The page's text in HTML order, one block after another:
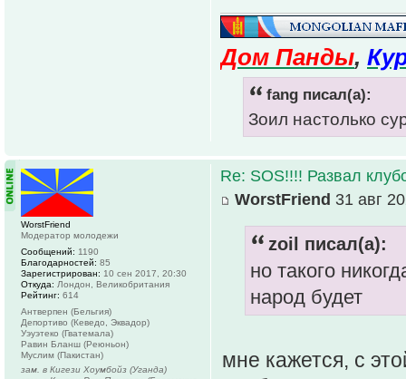
Дом Панды,
fang писал(а):
Зоил настолько
Re: SOS!!!! Развал
WorstFriend 31 авг
zoil писал(а):
но такого
народ будет
мне кажется, с
WorstFriend
Модератор молодежи
Сообщений: 1190
Благодарностей: 85
Зарегистрирован: 10 сен 2017, 20:30
Откуда: Лондон, Великобритания
Рейтинг: 614
Антверпен (Бельгия)
Депортиво (Кеведо, Эквадор)
Уэуэтеко (Гватемала)
Равин Бланш (Реюньон)
Муслим (Пакистан)
зам. в Кигези Хоумбойз (Уганда)